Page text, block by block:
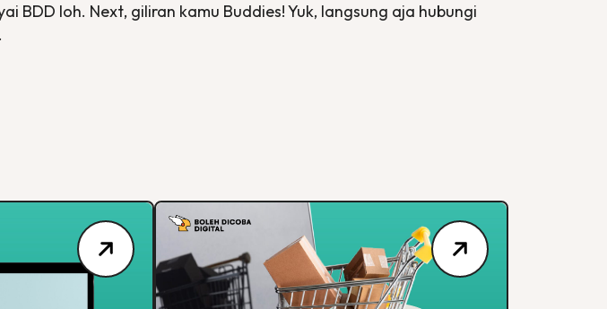
BDD loh. Next, giliran kamu Buddies! Yuk, langsung aja hubungi